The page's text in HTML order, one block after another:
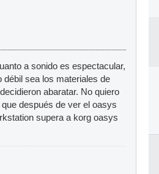
a sonido es espectacular,
débil sea los materiales de
abaratar. No quiero
después de ver el oasys
supera a korg oasys